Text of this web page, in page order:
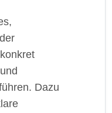
Dazu